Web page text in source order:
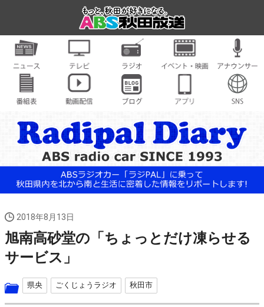
2018年8月13日
旭南高砂堂の「ちょっとだけ凍らせる
サービス」
県央 ごくじょうラジオ 秋田市